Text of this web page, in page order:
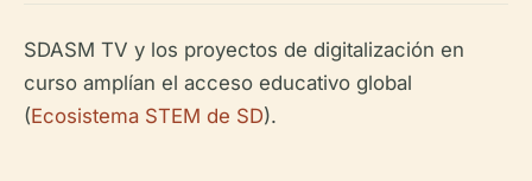
SDASM TV y los proyectos de digitalización en
curso amplían el acceso educativo global
(Ecosistema STEM de SD).